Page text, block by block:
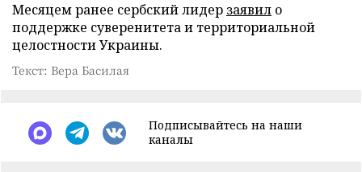
Месяцем ранее сербский лидер заявил о
поддержке суверенитета и территориальной
целостности Украины.
Текст: Вера Басилая
Подписывайтесь на наши
каналы